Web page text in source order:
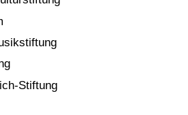
Stiftung